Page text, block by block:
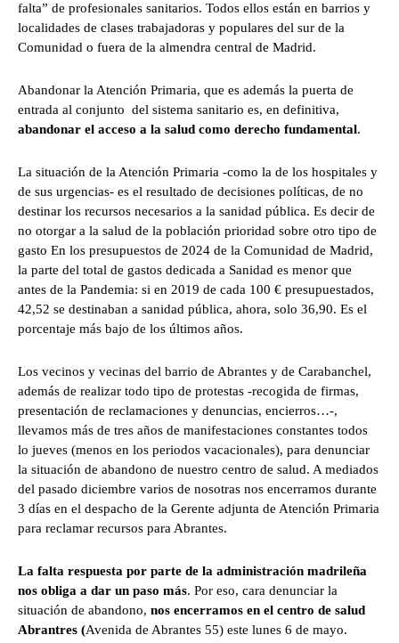
falta” de profesionales sanitarios. Todos ellos están en barrios y
localidades de clases trabajadoras y populares del sur de la
Comunidad o fuera de la almendra central de Madrid.
Abandonar la Atención Primaria, que es además la puerta de
entrada al conjunto del sistema sanitario es, en definitiva,
abandonar el acceso a la salud como derecho fundamental.
La situación de la Atención Primaria -como la de los hospitales y
de sus urgencias- es el resultado de decisiones políticas, de no
destinar los recursos necesarios a la sanidad pública. Es decir de
no otorgar a la salud de la población prioridad sobre otro tipo de
gasto En los presupuestos de 2024 de la Comunidad de Madrid,
la parte del total de gastos dedicada a Sanidad es menor que
antes de la Pandemia: si en 2019 de cada 100 € presupuestados,
42,52 se destinaban a sanidad pública, ahora, solo 36,90. Es el
porcentaje más bajo de los últimos años.
Los vecinos y vecinas del barrio de Abrantes y de Carabanchel,
además de realizar todo tipo de protestas -recogida de firmas,
presentación de reclamaciones y denuncias, encierros…-,
llevamos más de tres años de manifestaciones constantes todos
lo jueves (menos en los periodos vacacionales), para denunciar
la situación de abandono de nuestro centro de salud. A mediados
del pasado diciembre varios de nosotras nos encerramos durante
3 días en el despacho de la Gerente adjunta de Atención Primaria
para reclamar recursos para Abrantes.
La falta respuesta por parte de la administración madrileña
nos obliga a dar un paso más. Por eso, cara denunciar la
situación de abandono, nos encerramos en el centro de salud
Abrantres (Avenida de Abrantes 55) este lunes 6 de mayo.